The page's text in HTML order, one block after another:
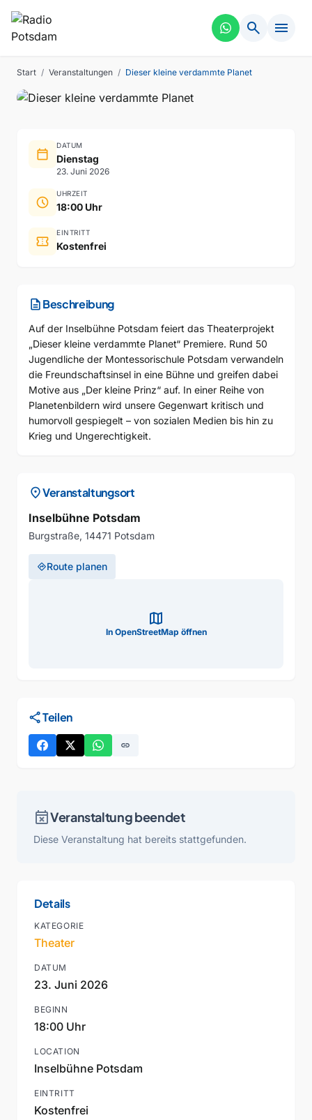
search menu
Start / Veranstaltungen / Dieser kleine verdammte Planet
THEATER
Planet
calendar_today
DATUM
Dienstag
23. Juni 2026
schedule
UHRZEIT
18:00 Uhr
confirmation_number
EINTRITT
Kostenfrei
descriptionBeschreibung
Auf der Inselbühne Potsdam feiert das Theaterprojekt
„Dieser kleine verdammte Planet“ Premiere. Rund 50
Jugendliche der Montessorischule Potsdam verwandeln
die Freundschaftsinsel in eine Bühne und greifen dabei
Motive aus „Der kleine Prinz“ auf. In einer Reihe von
Planetenbildern wird unsere Gegenwart kritisch und
humorvoll gespiegelt – von sozialen Medien bis hin zu
Krieg und Ungerechtigkeit.
location_onVeranstaltungsort
Inselbühne Potsdam
Burgstraße, 14471 Potsdam
directionsRoute planen
map
In OpenStreetMap öffnen
shareTeilen
link
event_busyVeranstaltung beendet
Diese Veranstaltung hat bereits stattgefunden.
Details
KATEGORIE
Theater
DATUM
23. Juni 2026
BEGINN
18:00 Uhr
LOCATION
Inselbühne Potsdam
EINTRITT
Kostenfrei